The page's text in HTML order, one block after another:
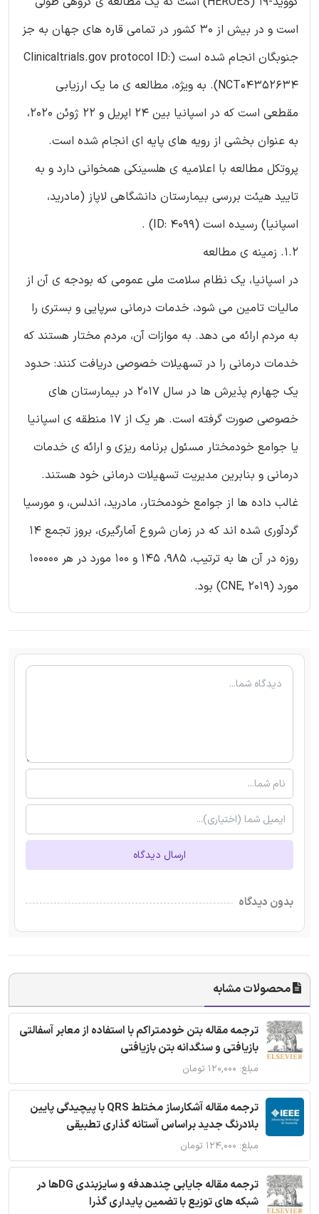
است و در بیش از 30 کشور در تمامی قاره های جهان به جز
جنوبگان انجام شده است (Clinicaltrials.gov protocol ID:
NCT04352634). به ویژه، مطالعه ی ما یک ارزیابی
مقطعی است که در اسپانیا بین 24 اپریل و 22 ژوئن 2020،
به عنوان بخشی از رویه های پایه ای انجام شده است.
پروتکل مطالعه با اعلامیه ی هلسینکی همخوانی دارد و به
تایید هیئت بررسی بیمارستان دانشگاهی لاپاز (مادرید،
اسپانیا) رسیده است (ID: 4099) .
1.2. زمینه ی مطالعه
در اسپانیا، یک نظام سلامت ملی عمومی که بودجه ی آن از
مالیات تامین می شود، خدمات درمانی سرپایی و بستری را
به مردم ارائه می دهد. به موازات آن، مردم مختار هستند که
خدمات درمانی را در تسهیلات خصوصی دریافت کنند: حدود
یک چهارم پذیرش ها در سال 2017 در بیمارستان های
خصوصی صورت گرفته است. هر یک از 17 منطقه ی اسپانیا
یا جوامع خودمختار مسئول برنامه ریزی و ارائه ی خدمات
درمانی و بنابرین مدیریت تسهیلات درمانی خود هستند.
غالب داده ها از جوامع خودمختار، مادرید، اندلس، و مورسیا
گردآوری شده اند که در زمان شروع آمارگیری، بروز تجمع 14
روزه در آن ها به ترتیب، 985، 145 و 100 مورد در هر 100000
مورد (CNE, 2019) بود.
ارسال دیدگاه
بدون دیدگاه
محصولات مشابه
ترجمه مقاله بتن خودمتراکم با استفاده از معابر آسفالتی
بازیافتی و سنگدانه بتن بازیافتی
مبلغ: ۱۲۰,۰۰۰ تومان
ترجمه مقاله آشکارساز مختلط QRS با پیچیدگی پایین
بلادرنگ جدید براساس آستانه گذاری تطبیقی
مبلغ: ۱۲۴,۰۰۰ تومان
ترجمه مقاله جایابی چندهدفه و سایزبندی DGها در
شبکه های توزیع با تضمین پایداری گذرا